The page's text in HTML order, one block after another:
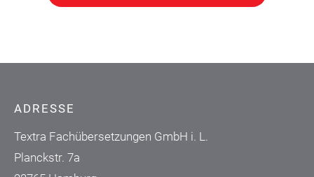
ADRESSE
Textra Fachübersetzungen GmbH i. L.
Planckstr. 7a